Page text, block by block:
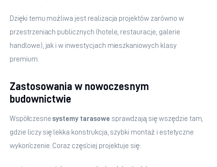
Dzięki temu możliwa jest realizacja projektów zarówno w
przestrzeniach publicznych (hotele, restauracje, galerie
handlowe), jak i w inwestycjach mieszkaniowych klasy
premium.
Zastosowania w nowoczesnym
budownictwie
Współczesne systemy tarasowe sprawdzają się wszędzie tam,
gdzie liczy się lekka konstrukcja, szybki montaż i estetyczne
wykończenie. Coraz częściej projektuje się: